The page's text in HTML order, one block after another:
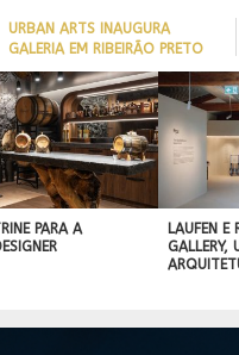
​URBAN ARTS INAUGURA
GALERIA EM RIBEIRÃO PRETO
TENDÊNCIA
PARA UNIR
PARA A
LAUFEN E
GALLERY,